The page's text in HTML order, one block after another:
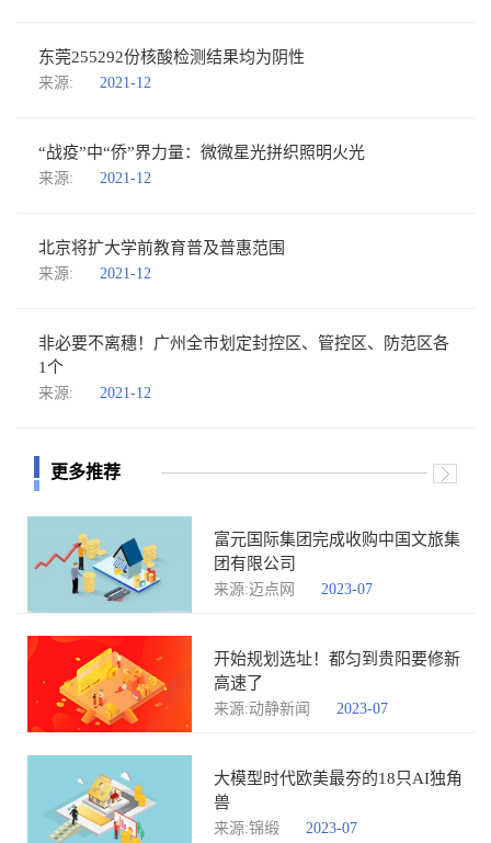
东莞255292份核酸检测结果均为阴性
来源: 2021-12
“战疫”中“侨”界力量：微微星光拼织照明火光
来源: 2021-12
北京将扩大学前教育普及普惠范围
来源: 2021-12
非必要不离穗！广州全市划定封控区、管控区、防范区各
1个
来源: 2021-12
更多推荐
富元国际集团完成收购中国文旅集
团有限公司
来源:迈点网 2023-07
开始规划选址！都匀到贵阳要修新
高速了
来源:动静新闻 2023-07
大模型时代欧美最夯的18只AI独角
兽
来源:锦缎 2023-07